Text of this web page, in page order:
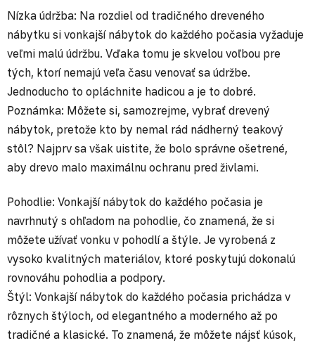
Nízka údržba: Na rozdiel od tradičného dreveného
nábytku si vonkajší nábytok do každého počasia vyžaduje
veľmi malú údržbu. Vďaka tomu je skvelou voľbou pre
tých, ktorí nemajú veľa času venovať sa údržbe.
Jednoducho to opláchnite hadicou a je to dobré.
Poznámka: Môžete si, samozrejme, vybrať drevený
nábytok, pretože kto by nemal rád nádherný teakový
stôl? Najprv sa však uistite, že bolo správne ošetrené,
aby drevo malo maximálnu ochranu pred živlami.
Pohodlie: Vonkajší nábytok do každého počasia je
navrhnutý s ohľadom na pohodlie, čo znamená, že si
môžete užívať vonku v pohodlí a štýle. Je vyrobená z
vysoko kvalitných materiálov, ktoré poskytujú dokonalú
rovnováhu pohodlia a podpory.
Štýl: Vonkajší nábytok do každého počasia prichádza v
rôznych štýloch, od elegantného a moderného až po
tradičné a klasické. To znamená, že môžete nájsť kúsok,